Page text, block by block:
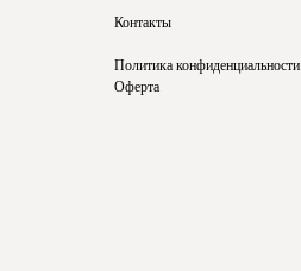
Контакты
Политика конфиденциальности
Оферта